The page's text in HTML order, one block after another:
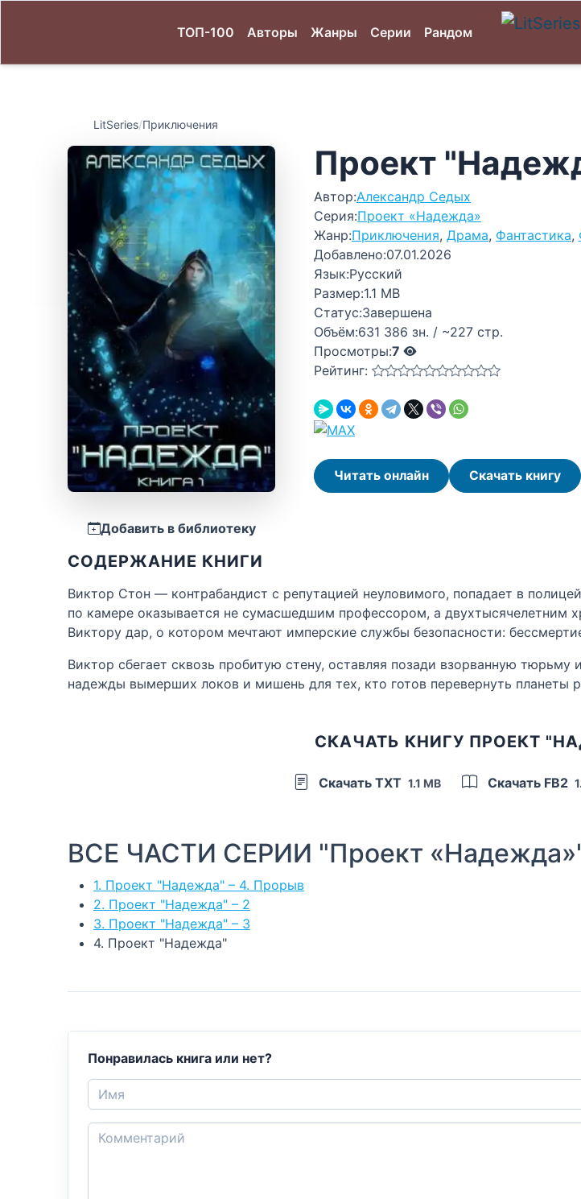
ТОП-100 Авторы Жанры Серии Рандом
LitSeries/Приключения
Добавить в библиотеку
Проект
Автор:Александр Седых
Серия:Проект «Надежда»
Жанр:Приключения, Драма, Фантастика,
Добавлено:07.01.2026
Язык:Русский
Размер:1.1 MB
Статус:Завершена
Объём:631 386 зн. / ~227 стр.
Просмотры:7
Рейтинг:
Читать онлайн Скачать книгу
СОДЕРЖАНИЕ КНИГИ
Виктор Стон — контрабандист с репутацией неуловимого, попадает в
по камере оказывается не сумасшедшим профессором, а двухтысячелетним
Виктору дар, о котором мечтают имперские службы безопасности:
Виктор сбегает сквозь пробитую стену, оставляя позади взорванную
надежды вымерших локов и мишень для тех, кто готов перевернуть планеты
СКАЧАТЬ КНИГУ ПРОЕКТ
Скачать TXT 1.1 MB Скачать FB2
ВСЕ ЧАСТИ СЕРИИ "Проект
1. Проект "Надежда" – 4. Прорыв
2. Проект "Надежда" – 2
3. Проект "Надежда" – 3
4. Проект "Надежда"
Понравилась книга или нет?